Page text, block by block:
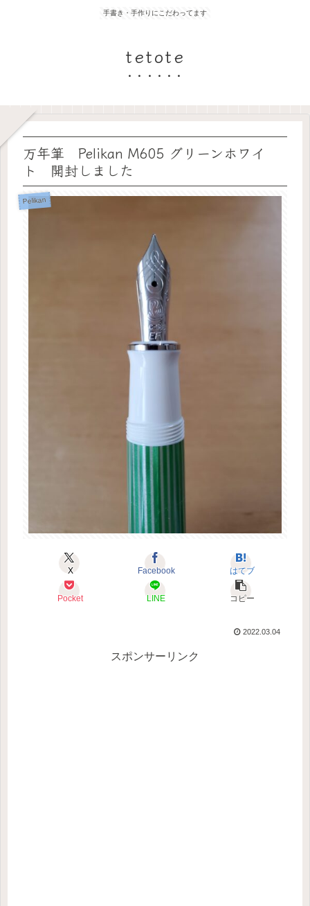
手書き・手作りにこだわってます
tetote
万年筆 Pelikan M605 グリーンホワイ
ト 開封しました
Pelikan
X Facebook はてブ
Pocket LINE コピー
2022.03.04
スポンサーリンク